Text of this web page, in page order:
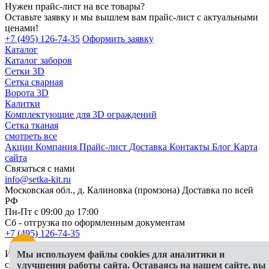
Нужен прайс-лист на все товары?
Оставьте заявку и мы вышлем вам прайс-лист с актуальными
ценами!
+7 (495) 126-74-35 Оформить заявку
Каталог
Каталог заборов
Сетки 3D
Сетка сварная
Ворота 3D
Калитки
Комплектующие для 3D ограждений
Сетка тканая
смотреть все
Акции Компания Прайс-лист Доставка Контакты Блог Карта
сайта
Связаться с нами
info@setka-kit.ru
Московская обл., д. Калиновка (промзона) Доставка по всей
РФ
Пн-Пт с 09:00 до 17:00
Сб - отгрузка по оформленным документам
+7 (495) 126-74-35
Информация, представленная на сайте, в исключительных
случаях может отличаться от действительности
Мы используем файлы cookies для аналитики и
улучшения работы сайта. Оставаясь на нашем сайте, вы